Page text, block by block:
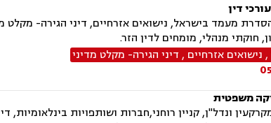
דין
מעמד בישראל, נישואים אזרחיים, דיני הגירה- מקלט
חוקתי מנהלי, מומחים לדין הזר.
, נישואים אזרחיים , דיני הגירה- מקלט מדיני
משפטית